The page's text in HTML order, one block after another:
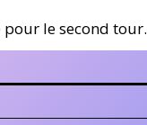
le second tour.